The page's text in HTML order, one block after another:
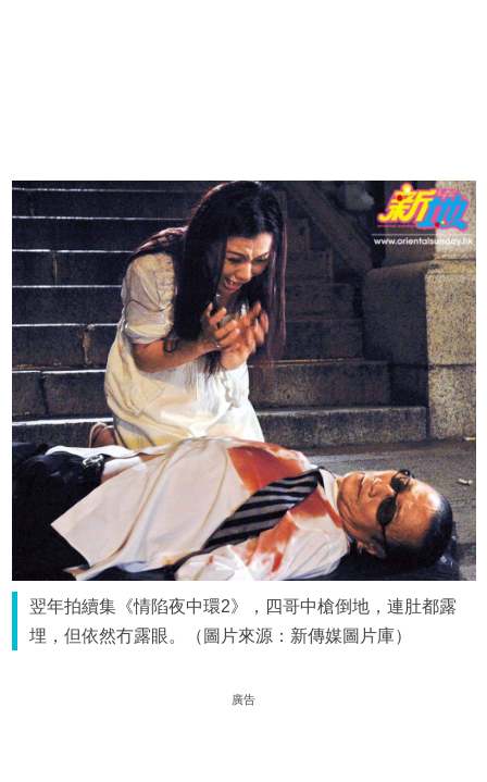
翌年拍續集《情陷夜中環2》，四哥中槍倒地，連肚都露
埋，但依然冇露眼。（圖片來源：新傳媒圖片庫）
廣告